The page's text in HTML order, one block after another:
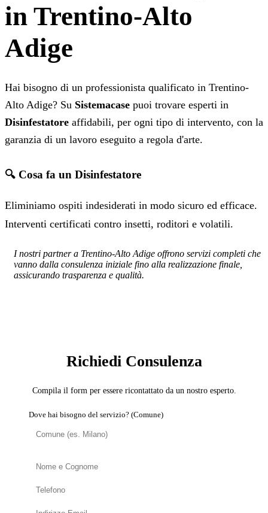
in Trentino-Alto
Adige
Hai bisogno di un professionista qualificato in Trentino-
Alto Adige? Su Sistemacase puoi trovare esperti in
Disinfestatore affidabili, per ogni tipo di intervento, con la
garanzia di un lavoro eseguito a regola d'arte.
🔍 Cosa fa un Disinfestatore
Eliminiamo ospiti indesiderati in modo sicuro ed efficace.
Interventi certificati contro insetti, roditori e volatili.
I nostri partner a Trentino-Alto Adige offrono servizi completi che
vanno dalla consulenza iniziale fino alla realizzazione finale,
assicurando trasparenza e qualità.
Richiedi Consulenza
Compila il form per essere ricontattato da un nostro esperto.
Dove hai bisogno del servizio? (Comune)